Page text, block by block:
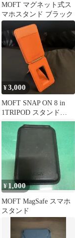
MOFT マグネット式ス
マホスタンド ブラック
¥3,000
MOFT SNAP ON 8 in
1TRIPOD スタンド
MagSafe対応
¥ 1,000
MOFT MagSafe スマホ
スタンド